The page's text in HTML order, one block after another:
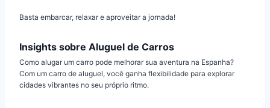
Basta embarcar, relaxar e aproveitar a jornada!
Insights sobre Aluguel de Carros
Como alugar um carro pode melhorar sua aventura na Espanha?
Com um carro de aluguel, você ganha flexibilidade para explorar
cidades vibrantes no seu próprio ritmo.